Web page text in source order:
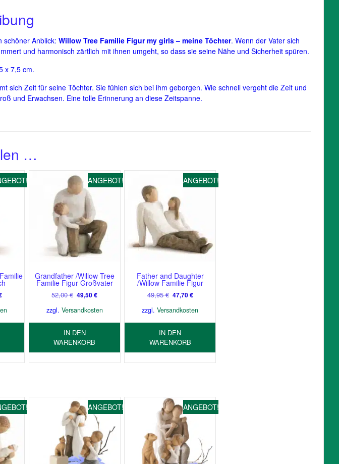
schöner Anblick:Willow Tree Familie Figur my girls – meine Töchter. Wenn der Vater sich
und harmonisch zärtlich mit ihnen umgeht, so dass sie seine Nähe und Sicherheit spüren.
x 7,5 cm.
sich Zeit für seine Töchter. Sie fühlen sich bei ihm geborgen. Wie schnell vergeht die Zeit und
und Erwachsen. Eine tolle Erinnerung an diese Zeitspanne.
…
Aktueller
ist:
39,90 €.
ANGEBOT!
Grandfather /Willow Tree
Familie Figur Großvater
52,00€ Ursprünglicher
war:
52,00 €
49,50€Aktueller
ist:
49,50 €.
zzgl. Versandkosten
IN DEN
WARENKORB
ANGEBOT!
Father and Daughter
/Willow Familie Figur
49,95€ Ursprünglicher
war:
49,95 €
47,70€Aktueller
ist:
47,70 €.
zzgl.Versandkosten
IN DEN
WARENKORB
ANGEBOT! ANGEBOT!